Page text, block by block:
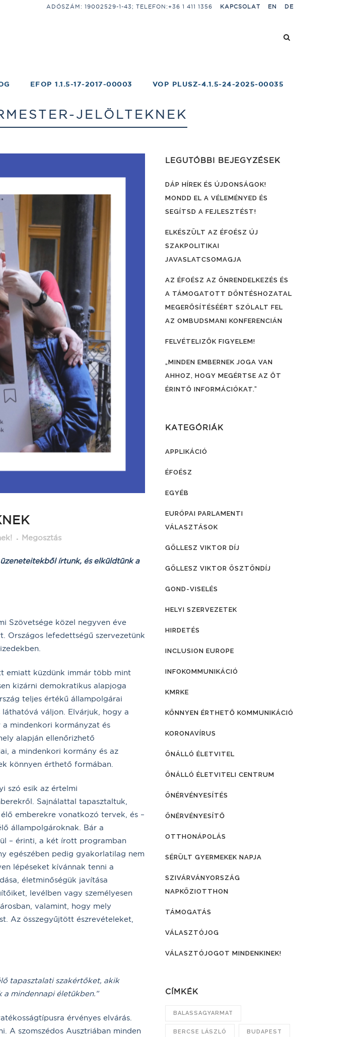
ADÓSZÁM: 19002529-1-43; TELEFON:+36 1 411 1356 KAPCSOLAT EN DE
EFOP 1.1.5-17-2017-00003 VOP PLUSZ-4.1.5-24-2025-00035
JELÖLTEKNEK
Megosztás
írtunk, és elküldtünk a
Szövetsége közel negyven éve
Országos lefedettségű szervezetünk
emiatt küzdünk immár több mint
kizárni demokratikus alapjoga
teljes értékű állampolgárai
váljon. Elvárjuk, hogy a
mindenkori kormányzat és
alapján ellenőrizhető
a mindenkori kormány és az
könnyen érthető formában.
szó esik az értelmi
Sajnálattal tapasztaltuk,
emberekre vonatkozó tervek, és –
állampolgároknak. Bár a
– érinti, a két írott programban
egészében pedig gyakorlatilag nem
lépéseket kívánnak tenni a
életminőségük javítása
levélben vagy személyesen
valamint, hogy mely
Az összegyűjtött észrevételeket,
tapasztalati szakértőket, akik
mindennapi életükben.”
érvényes elvárás.
A szomszédos Ausztriában minden
LEGUTÓBBI BEJEGYZÉSEK
DÁP HÍREK ÉS ÚJDONSÁGOK!
MONDD EL A VÉLEMÉNYED ÉS
SEGÍTSD A FEJLESZTÉST!
ELKÉSZÜLT AZ ÉFOÉSZ ÚJ
SZAKPOLITIKAI
JAVASLATCSOMAGJA
AZ ÉFOÉSZ AZ ÖNRENDELKEZÉS ÉS
A TÁMOGATOTT DÖNTÉSHOZATAL
MEGERŐSÍTÉSÉÉRT SZÓLALT FEL
AZ OMBUDSMANI KONFERENCIÁN
FELVÉTELIZŐK FIGYELEM!
„MINDEN EMBERNEK JOGA VAN
AHHOZ, HOGY MEGÉRTSE AZ ŐT
ÉRINTŐ INFORMÁCIÓKAT.”
KATEGÓRIÁK
APPLIKÁCIÓ
ÉFOÉSZ
EGYÉB
EURÓPAI PARLAMENTI
VÁLASZTÁSOK
GÖLLESZ VIKTOR DÍJ
GÖLLESZ VIKTOR ÖSZTÖNDÍJ
GOND-VISELÉS
HELYI SZERVEZETEK
HIRDETÉS
INCLUSION EUROPE
INFOKOMMUNIKÁCIÓ
KMRKE
KÖNNYEN ÉRTHETŐ KOMMUNIKÁCIÓ
KORONAVÍRUS
ÖNÁLLÓ ÉLETVITEL
ÖNÁLLÓ ÉLETVITELI CENTRUM
ÖNÉRVÉNYESÍTÉS
ÖNÉRVÉNYESÍTŐ
OTTHONÁPOLÁS
SÉRÜLT GYERMEKEK NAPJA
SZIVÁRVÁNYORSZÁG
NAPKÖZIOTTHON
TÁMOGATÁS
VÁLASZTÓJOG
VÁLASZTÓJOGOT MINDENKINEK!
CÍMKÉK
BALASSAGYARMAT
BERCSE LÁSZLÓ BUDAPEST